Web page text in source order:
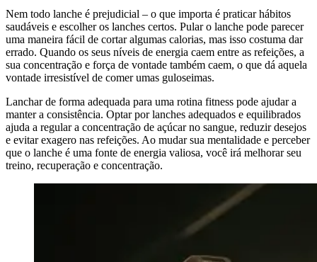
Nem todo lanche é prejudicial – o que importa é praticar hábitos
saudáveis e escolher os lanches certos. Pular o lanche pode parecer
uma maneira fácil de cortar algumas calorias, mas isso costuma dar
errado. Quando os seus níveis de energia caem entre as refeições, a
sua concentração e força de vontade também caem, o que dá aquela
vontade irresistível de comer umas guloseimas.
Lanchar de forma adequada para uma rotina fitness pode ajudar a
manter a consistência. Optar por lanches adequados e equilibrados
ajuda a regular a concentração de açúcar no sangue, reduzir desejos
e evitar exagero nas refeições. Ao mudar sua mentalidade e perceber
que o lanche é uma fonte de energia valiosa, você irá melhorar seu
treino, recuperação e concentração.